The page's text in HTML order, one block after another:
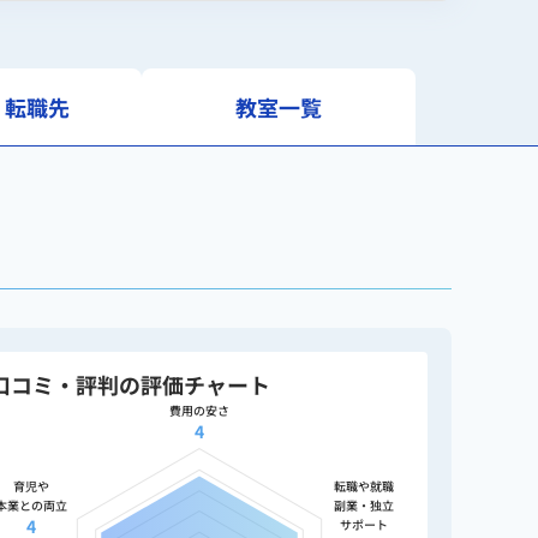
職先 教室一覧
コミ・評判の評価チャート
費用の安さ
4
育児や
業との両立
4
転職や就職
副業・独立
サポート